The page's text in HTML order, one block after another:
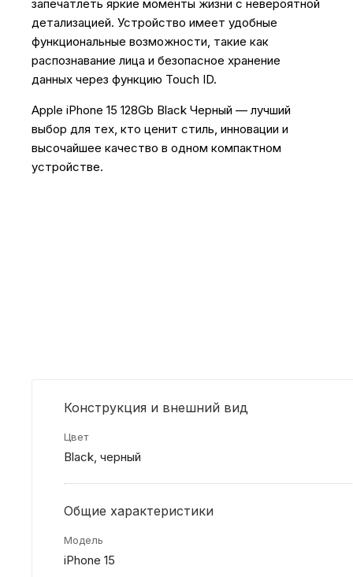
запечатлеть яркие моменты жизни с невероятной
детализацией. Устройство имеет удобные
функциональные возможности, такие как
распознавание лица и безопасное хранение
данных через функцию Touch ID.
Apple iPhone 15 128Gb Black Черный — лучший
выбор для тех, кто ценит стиль, инновации и
высочайшее качество в одном компактном
устройстве.
Конструкция и внешний вид
Цвет
Black, черный
Общие характеристики
Модель
iPhone 15